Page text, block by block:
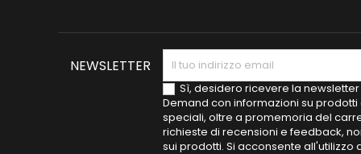
NEWSLETTER
Sì, desidero ricevere la
Demand con informazioni su prodotti
speciali, oltre a promemoria del
richieste di recensioni e feedback,
sui prodotti. Si acconsente all'utilizzo